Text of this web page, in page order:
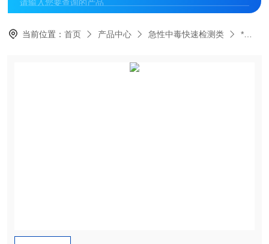
当前位置：首页 产品中心 急性中毒快速检测类 *